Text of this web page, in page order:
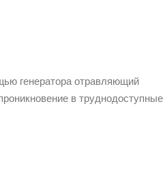
генератора отравляющий
в труднодоступные